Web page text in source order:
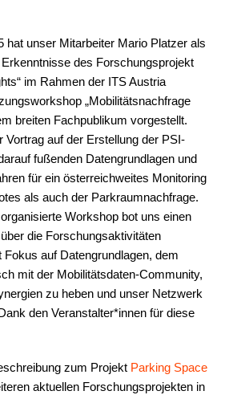
hat unser Mitarbeiter Mario Platzer als
des Forschungsprojekt
im Rahmen der ITS Austria
„Mobilitätsnachfrage
breiten Fachpublikum vorgestellt.
Vortrag auf der Erstellung der PSI-
fußenden Datengrundlagen und
für ein österreichweites Monitoring
als auch der Parkraumnachfrage.
Workshop bot uns einen
die Forschungsaktivitäten
auf Datengrundlagen, dem
mit der Mobilitätsdaten-Community,
zu heben und unser Netzwerk
den Veranstalter*innen für diese
zum Projekt Parking Space
aktuellen Forschungsprojekten in